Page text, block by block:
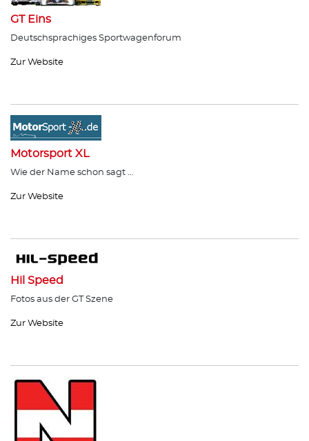
GT Eins
Deutschsprachiges Sportwagenforum
Zur Website
Motorsport XL
Wie der Name schon sagt …
Zur Website
Hil Speed
Fotos aus der GT Szene
Zur Website